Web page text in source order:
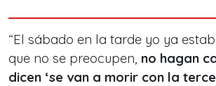
“El sábado en la tarde yo ya
que no se preocupen, no hagan
dicen ‘se van a morir con la